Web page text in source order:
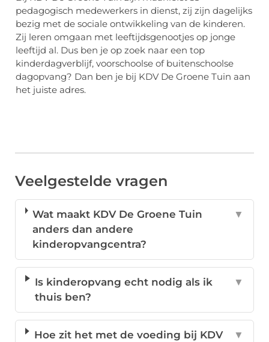
pedagogisch medewerkers in dienst, zij zijn dagelijks
bezig met de sociale ontwikkeling van de kinderen.
Zij leren omgaan met leeftijdsgenootjes op jonge
leeftijd al. Dus ben je op zoek naar een top
kinderdagverblijf, voorschoolse of buitenschoolse
dagopvang? Dan ben je bij KDV De Groene Tuin aan
het juiste adres.
Veelgestelde vragen
Wat maakt KDV De Groene Tuin
anders dan andere
kinderopvangcentra?
▼
Is kinderopvang echt nodig als ik
thuis ben?
▼
Hoe zit het met de voeding bij KDV
▼